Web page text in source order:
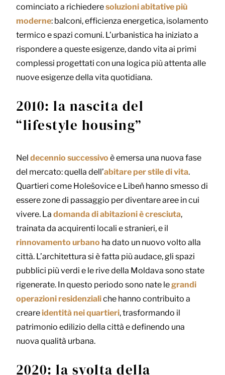
cominciato a richiederesoluzioni abitative più
moderne: balconi, efficienza energetica, isolamento
termico e spazi comuni. L’urbanistica ha iniziato a
rispondere a queste esigenze, dando vita ai primi
complessi progettati con una logica più attenta alle
nuove esigenze della vita quotidiana.
2010: la nascita del
“lifestyle housing”
Nel decennio successivo è emersa una nuova fase
del mercato: quella dell’abitare per stile di vita.
Quartieri come Holešovice e Libeň hanno smesso di
essere zone di passaggio per diventare aree in cui
vivere. La domanda di abitazioni è cresciuta,
trainata da acquirenti locali e stranieri, e il
rinnovamento urbano ha dato un nuovo volto alla
città. L’architettura si è fatta più audace, gli spazi
pubblici più verdi e le rive della Moldava sono state
rigenerate. In questo periodo sono nate legrandi
operazioni residenzialiche hanno contribuito a
creareidentità nei quartieri, trasformando il
patrimonio edilizio della città e definendo una
nuova qualità urbana.
2020: la svolta della